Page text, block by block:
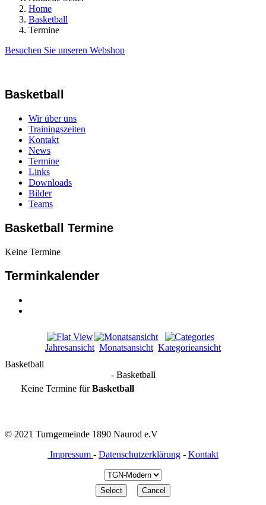
Home
Basketball
Termine
Besuchen Sie unseren Webshop
Basketball
Wir über uns
Trainingszeiten
Kontakt
News
Termine
Links
Downloads
Bilder
Teams
Basketball Termine
Keine Termine
Terminkalender
Jahresansicht Monatsansicht Kategorieansicht
Basketball
- Basketball
Keine Termine fürBasketball
© 2021 Turngemeinde 1890 Naurod e.V
Impressum - Datenschutzerklärung - Kontakt